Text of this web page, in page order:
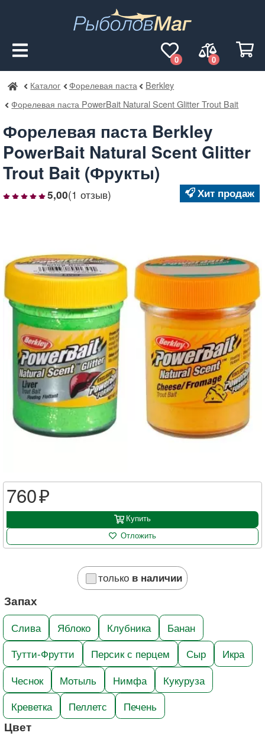
0
0
РыболовМаг
Каталог Форелевая паста
Berkley
Форелевая паста PowerBait Natural Scent Glitter Trout Bait
Форелевая паста Berkley
PowerBait Natural Scent Glitter
Trout Bait (Фрукты)
1 2 3 4 5
5,00(1 отзыв) Хит продаж
только в наличии
Запах
Слива Яблоко Клубника
Банан
Тутти-Фрутти
Персик с перцем Сыр
Икра
Чеснок
Мотыль Нимфа
Кукуруза
Креветка
Пеллетс Печень
Цвет
760
Купить
Отложить